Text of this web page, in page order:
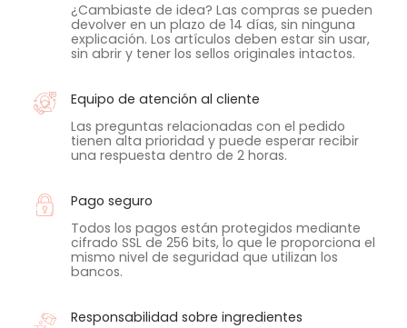
¿Cambiaste de idea? Las compras se pueden
devolver en un plazo de 14 días, sin ninguna
explicación. Los artículos deben estar sin usar,
sin abrir y tener los sellos originales intactos.
Equipo de atención al cliente
Las preguntas relacionadas con el pedido
tienen alta prioridad y puede esperar recibir
una respuesta dentro de 2 horas.
Pago seguro
Todos los pagos están protegidos mediante
cifrado SSL de 256 bits, lo que le proporciona el
mismo nivel de seguridad que utilizan los
bancos.
Responsabilidad sobre ingredientes